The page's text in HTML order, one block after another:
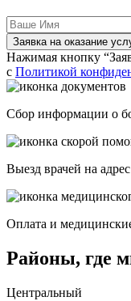
Заявка на оказание
Нажимая кнопку
с Политикой
Сбор информации о
Выезд врачей на адрес
Оплата и
Районы, где
Центральный